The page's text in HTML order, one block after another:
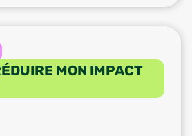
MON IMPACT